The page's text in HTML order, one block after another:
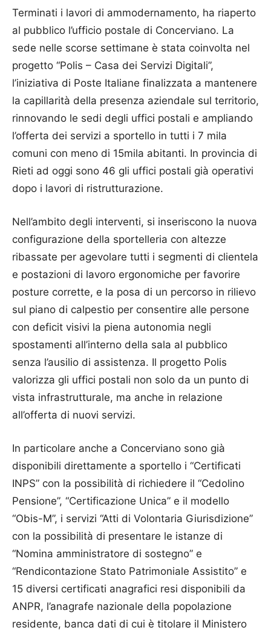
Terminati i lavori di ammodernamento, ha riaperto
al pubblico l’ufficio postale di Concerviano. La
sede nelle scorse settimane è stata coinvolta nel
progetto “Polis – Casa dei Servizi Digitali”,
l’iniziativa di Poste Italiane finalizzata a mantenere
la capillarità della presenza aziendale sul territorio,
rinnovando le sedi degli uffici postali e ampliando
l’offerta dei servizi a sportello in tutti i 7 mila
comuni con meno di 15mila abitanti. In provincia di
Rieti ad oggi sono 46 gli uffici postali già operativi
dopo i lavori di ristrutturazione.
Nell’ambito degli interventi, si inseriscono la nuova
configurazione della sportelleria con altezze
ribassate per agevolare tutti i segmenti di clientela
e postazioni di lavoro ergonomiche per favorire
posture corrette, e la posa di un percorso in rilievo
sul piano di calpestio per consentire alle persone
con deficit visivi la piena autonomia negli
spostamenti all’interno della sala al pubblico
senza l’ausilio di assistenza. Il progetto Polis
valorizza gli uffici postali non solo da un punto di
vista infrastrutturale, ma anche in relazione
all’offerta di nuovi servizi.
In particolare anche a Concerviano sono già
disponibili direttamente a sportello i “Certificati
INPS” con la possibilità di richiedere il “Cedolino
Pensione”, “Certificazione Unica” e il modello
“Obis-M”, i servizi “Atti di Volontaria Giurisdizione”
con la possibilità di presentare le istanze di
“Nomina amministratore di sostegno” e
“Rendicontazione Stato Patrimoniale Assistito” e
15 diversi certificati anagrafici resi disponibili da
ANPR, l’anagrafe nazionale della popolazione
residente, banca dati di cui è titolare il Ministero